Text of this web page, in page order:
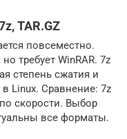
TAR.GZ
повсеместно.
требует WinRAR. 7z
степень сжатия и
Linux. Сравнение: 7z
скорости. Выбор
все форматы.